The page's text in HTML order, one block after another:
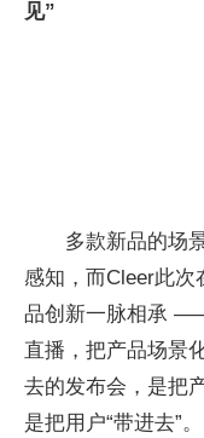
见”
多款新品的场
感知，而Cleer此
品创新一脉相承
直播，把产品场景
去的发布会，是把
是把用户“带进去”。